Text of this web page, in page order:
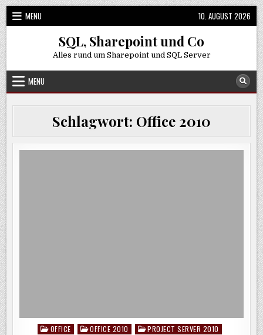
Skip
to
content
MENU 10. AUGUST 2026
SQL, Sharepoint und Co
Alles rund um Sharepoint und SQL Server
MENU
Schlagwort: Office 2010
Posted
OFFICE OFFICE 2010
PROJECT SERVER 2010